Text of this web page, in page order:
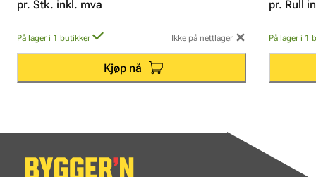
pr. Stk. inkl. mva
På lager i 1 butikker Ikke på nettlager
Kjøp nå
pr. Rull
På lager i 1